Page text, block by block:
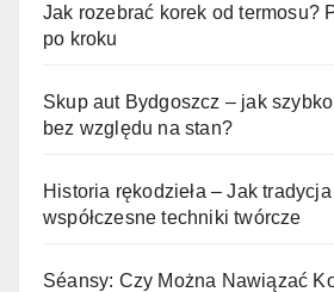
Jak rozebrać korek od termosu?
po kroku
Skup aut Bydgoszcz – jak
bez względu na stan?
Historia rękodzieła – Jak tradycja
współczesne techniki twórcze
Séansy: Czy Można Nawiązać